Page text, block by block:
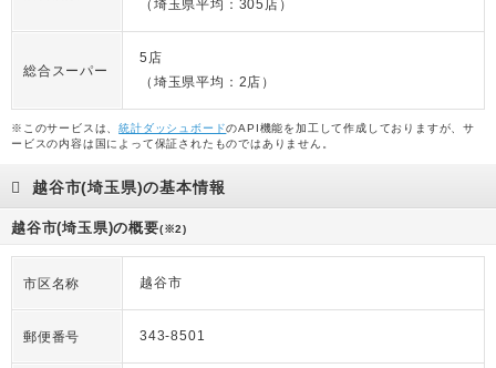
（埼玉県平均：305店）
総合スーパー
5店
（埼玉県平均：2店）
※このサービスは、統計ダッシュボードのAPI機能を加工して作成しておりますが、サ
ービスの内容は国によって保証されたものではありません。
越谷市(埼玉県)の基本情報
越谷市(埼玉県)の概要(※2)
市区名称 越谷市
郵便番号 343-8501